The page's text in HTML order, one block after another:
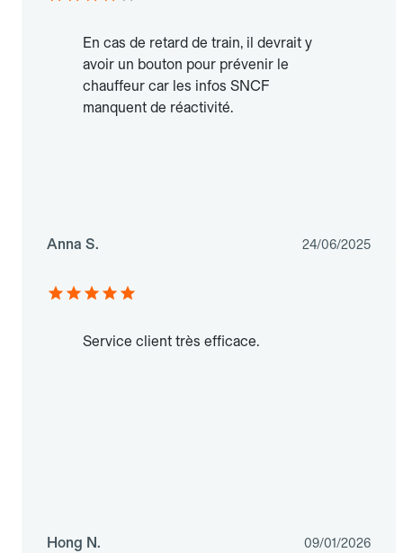
En cas de retard de train, il devrait y
avoir un bouton pour prévenir le
chauffeur car les infos SNCF
manquent de réactivité.
Anna S. 24/06/2025
Service client très efficace.
Hong N. 09/01/2026